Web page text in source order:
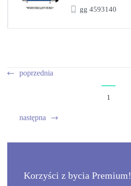
gg 4593140
poprzednia
1
następna
Korzyści z bycia Premium!